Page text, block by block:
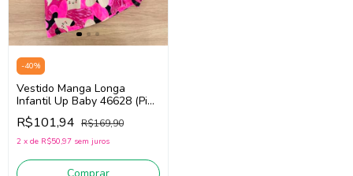
-40%
Vestido Manga Longa
Infantil Up Baby 46628 (Pink
/Off White)
R$101,94 R$169,90
2 x de R$50,97 sem juros